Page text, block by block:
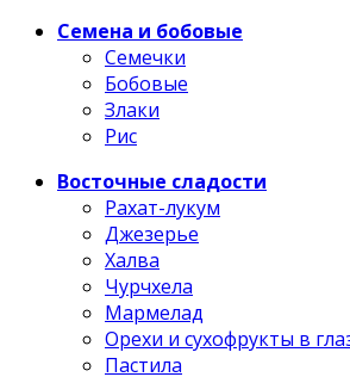
Семена и бобовые
Семечки
Бобовые
Злаки
Рис
Восточные сладости
Рахат-лукум
Джезерье
Халва
Чурчхела
Мармелад
Орехи и сухофрукты в
Пастила